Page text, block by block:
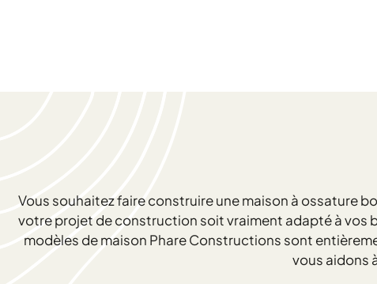
Vous souhaitez faire construire une maison à ossature
votre projet de construction soit vraiment adapté à vos
modèles de maison Phare Constructions sont
vous aidons